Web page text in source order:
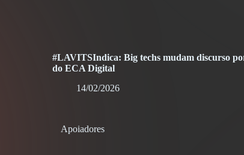
#LAVITSIndica: Big techs mudam discurso
do ECA Digital
14/02/2026
Apoiadores